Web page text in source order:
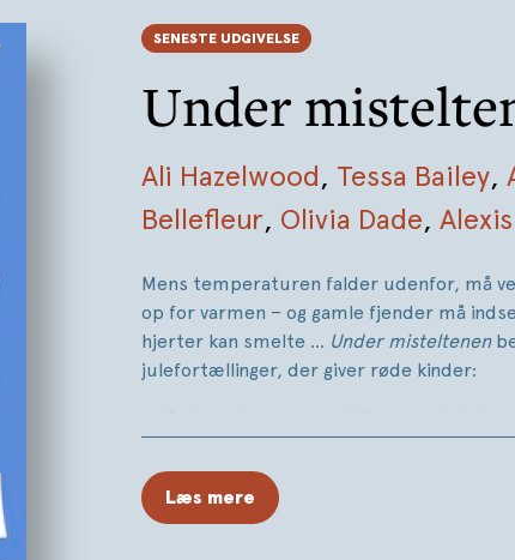
SENESTE UDGIVELSE
Under
Ali Hazelwood, Tessa Bailey,
Bellefleur, Olivia Dade,
Mens temperaturen falder udenfor, må
op for varmen – og gamle fjender må
hjerter kan smelte … Under misteltenen
julefortællinger, der giver røde kinder:
En alenemor på vagt i en genbrugsbutik.
ikke kan finde et par bukser, der passer
Læs mere